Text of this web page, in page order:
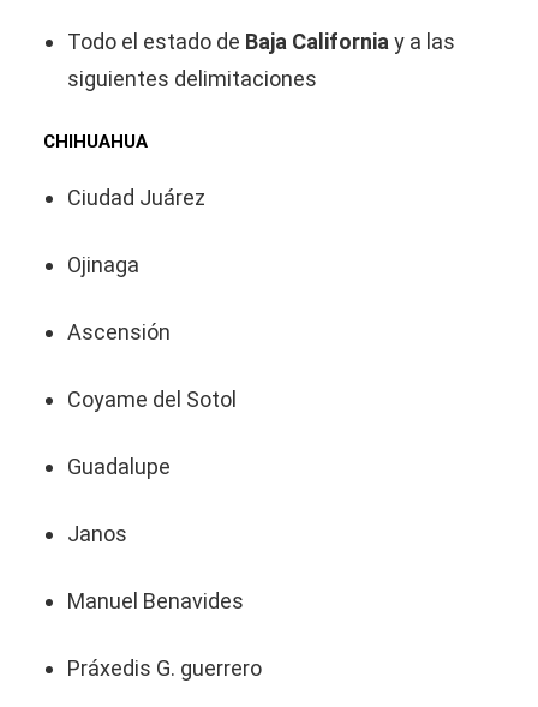
Todo el estado de Baja Californiay a las
siguientes delimitaciones
CHIHUAHUA
Ciudad Juárez
Ojinaga
Ascensión
Coyame del Sotol
Guadalupe
Janos
Manuel Benavides
Práxedis G. guerrero